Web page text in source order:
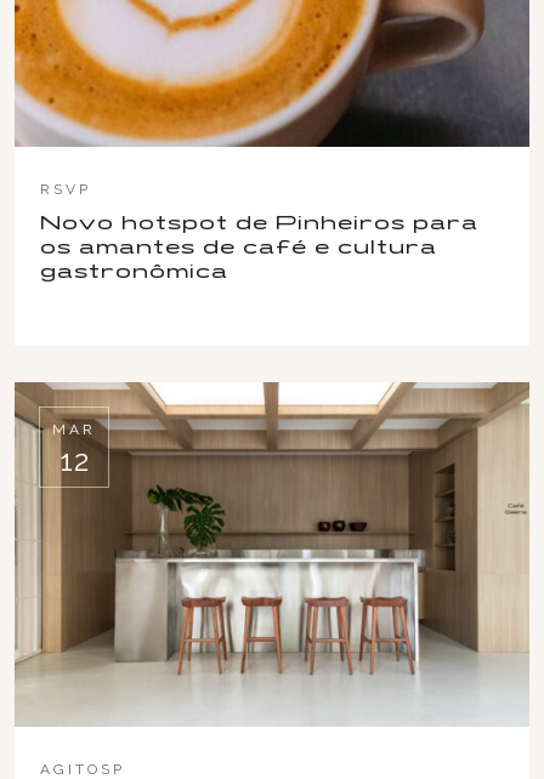
RSVP
Novo hotspot de Pinheiros para
os amantes de café e cultura
gastronômica
MAR
12
AGITOSP